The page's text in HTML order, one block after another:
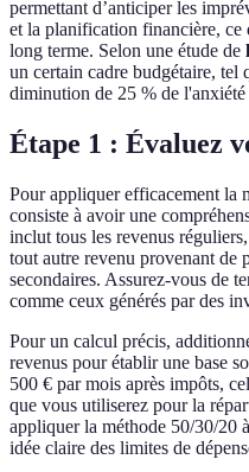
permettant d’anticiper les
et la planification financière, ce
long terme. Selon une étude de
un certain cadre budgétaire, tel
diminution de 25 % de
Étape 1 : Évaluez
Pour appliquer efficacement la
consiste à avoir une
inclut tous les revenus
tout autre revenu provenant de
secondaires. Assurez-vous de
comme ceux générés par des
Pour un calcul précis,
revenus pour établir une base
500 € par mois après impôts,
que vous utiliserez pour la
appliquer la méthode 50/30/20
idée claire des limites de